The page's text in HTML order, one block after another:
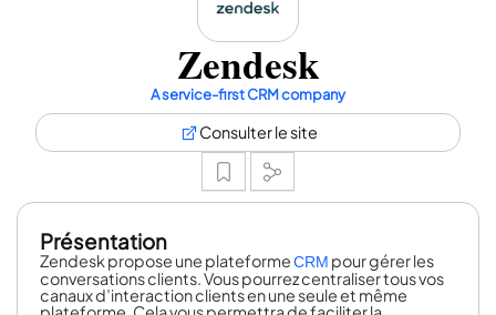
Zendesk
A service-first CRM company
Consulter le site
Présentation
Zendesk propose une plateformeCRM pour gérer les
conversations clients. Vous pourrez centraliser tous vos
canaux d’interaction clients en une seule et même